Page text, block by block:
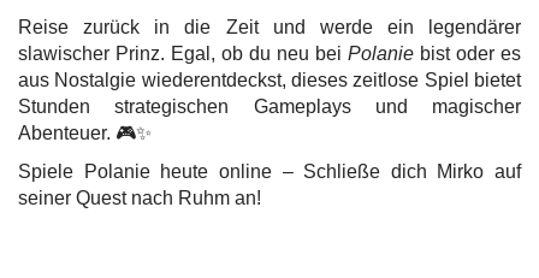
Reise zurück in die Zeit und werde ein legendärer
slawischer Prinz. Egal, ob du neu bei Polanie bist oder es
aus Nostalgie wiederentdeckst, dieses zeitlose Spiel bietet
Stunden strategischen Gameplays und magischer
Abenteuer. 🎮✨
Spiele Polanie heute online – Schließe dich Mirko auf
seiner Quest nach Ruhm an!